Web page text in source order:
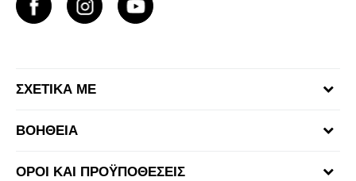
ΣΧΕΤΙΚΑ ΜΕ
Καταστήματα
ΒΟΗΘΕΙΑ
ΟΡΟΙ ΚΑΙ ΠΡΟΫΠΟΘΕΣΕΙΣ